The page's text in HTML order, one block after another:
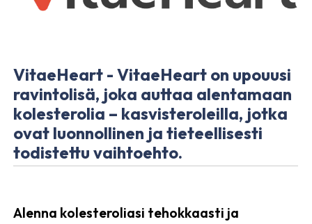
VitaeHeart - VitaeHeart on upouusi
ravintolisä, joka auttaa alentamaan
kolesterolia – kasvisteroleilla, jotka
ovat luonnollinen ja tieteellisesti
todistettu vaihtoehto.
Alenna kolesteroliasi tehokkaasti ja